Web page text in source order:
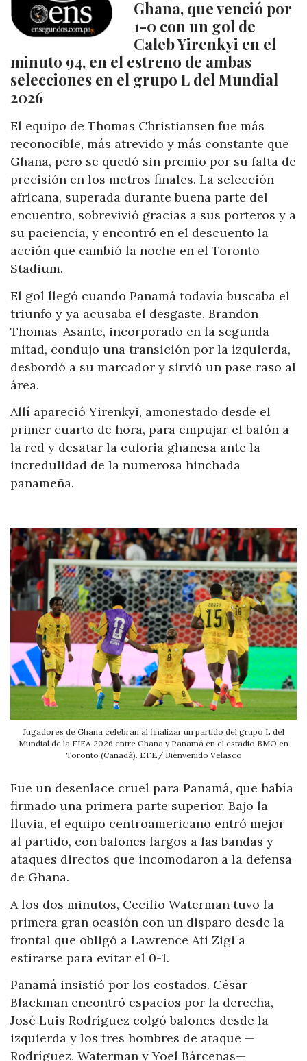
Ghana, que venció por
1-0 con un gol de
Caleb Yirenkyi en el
minuto 94, en el estreno de ambas
selecciones en el grupo L del Mundial
2026
El equipo de Thomas Christiansen fue más
reconocible, más atrevido y más constante que
Ghana, pero se quedó sin premio por su falta de
precisión en los metros finales. La selección
africana, superada durante buena parte del
encuentro, sobrevivió gracias a sus porteros y a
su paciencia, y encontró en el descuento la
acción que cambió la noche en el Toronto
Stadium.
El gol llegó cuando Panamá todavía buscaba el
triunfo y ya acusaba el desgaste. Brandon
Thomas-Asante, incorporado en la segunda
mitad, condujo una transición por la izquierda,
desbordó a su marcador y sirvió un pase raso al
área.
Allí apareció Yirenkyi, amonestado desde el
primer cuarto de hora, para empujar el balón a
la red y desatar la euforia ghanesa ante la
incredulidad de la numerosa hinchada
panameña.
Jugadores de Ghana celebran al finalizar un partido del grupo L del
Mundial de la FIFA 2026 entre Ghana y Panamá en el estadio BMO en
Toronto (Canadá). EFE/ Bienvenido Velasco
Fue un desenlace cruel para Panamá, que había
firmado una primera parte superior. Bajo la
lluvia, el equipo centroamericano entró mejor
al partido, con balones largos a las bandas y
ataques directos que incomodaron a la defensa
de Ghana.
A los dos minutos, Cecilio Waterman tuvo la
primera gran ocasión con un disparo desde la
frontal que obligó a Lawrence Ati Zigi a
estirarse para evitar el 0-1.
Panamá insistió por los costados. César
Blackman encontró espacios por la derecha,
José Luis Rodríguez colgó balones desde la
izquierda y los tres hombres de ataque —
Rodríguez, Waterman y Yoel Bárcenas—